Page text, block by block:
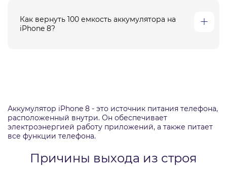
Как вернуть 100 емкость аккумулятора на
iPhone 8?
Аккумулятор iPhone 8 - это источник питания телефона,
расположенный внутри. Он обеспечивает
электроэнергией работу приложений, а также питает
все функции телефона.
Причины выхода из строя